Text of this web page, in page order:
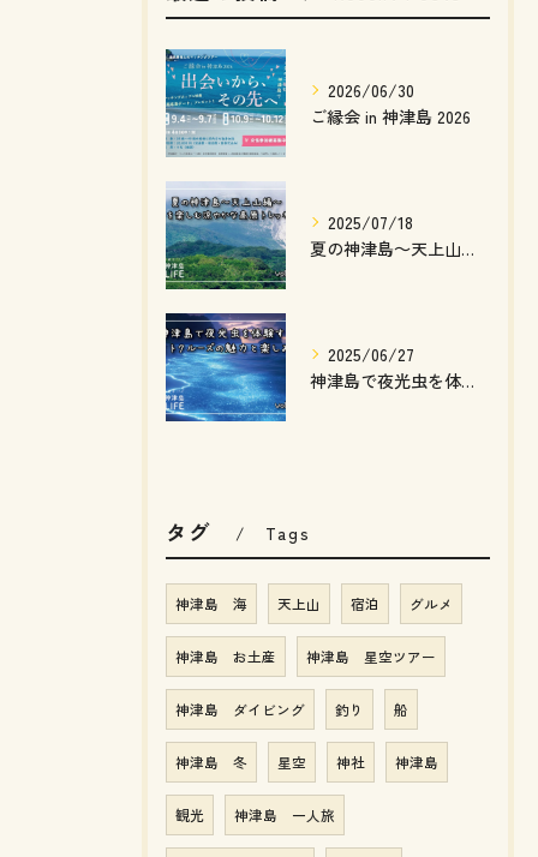
2026/06/30
ご縁会 in 神津島 2026
2025/07/18
夏の神津島～天上山編～ 絶景を楽しむ涼やかな高原トレッキング
2025/06/27
神津島で夜光虫を体験するナイトクルーズの魅力と楽しみ方
タグ Tags
神津島 海 天上山 宿泊 グルメ
神津島 お土産 神津島 星空ツアー
神津島 ダイビング 釣り 船
神津島 冬 星空 神社 神津島
観光 神津島 一人旅